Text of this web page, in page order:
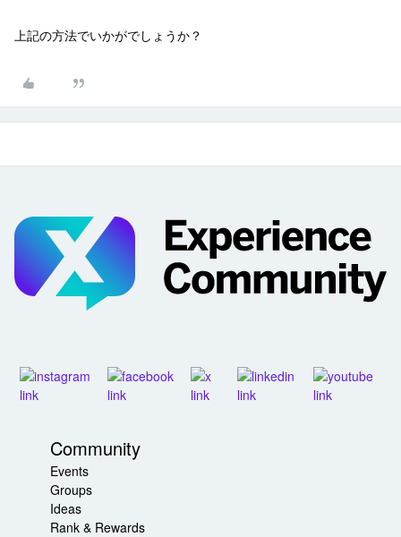
上記の方法でいかがでしょうか？
Community
Events
Groups
Ideas
Rank & Rewards